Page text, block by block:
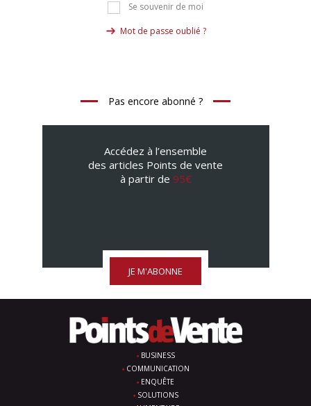
Se souvenir de moi
Mot de passe oublié ?
Pas encore abonné ?
Accédez à l’ensemble
des articles Points de vente
à partir de 95€
JE M'ABONNE
BUSINESS
COMMUNICATION
ENQUÊTE
SOLUTIONS